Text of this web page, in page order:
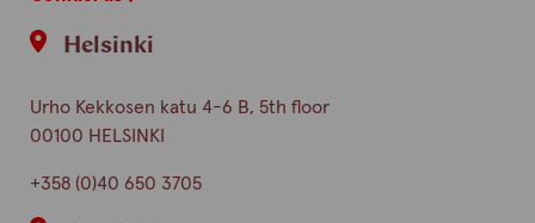
Helsinki
Urho Kekkosen katu 4-6 B, 5th floor
00100 HELSINKI
+358 (0)40 650 3705